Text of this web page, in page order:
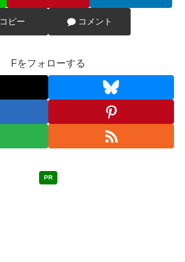
コピー コメント
Fをフォローする
PR